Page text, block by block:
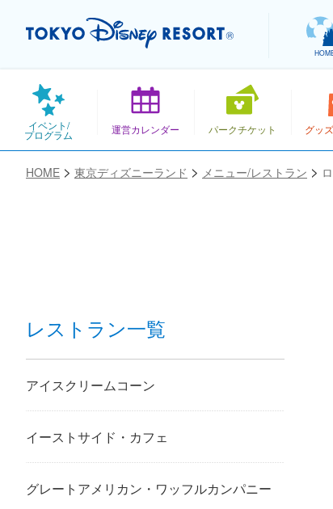
イベント/
プログラム 運営カレンダー パークチケット グッ
HOME 東京ディズニーランド メニュー/レストラン
レストラン一覧
アイスクリームコーン
イーストサイド・カフェ
グレートアメリカン・ワッフルカンパニー